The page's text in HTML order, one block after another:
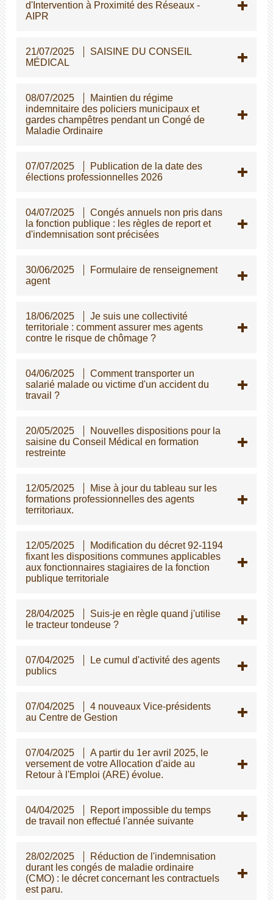
d'Intervention à Proximité des Réseaux -
AIPR
21/07/2025
SAISINE DU CONSEIL
MÉDICAL
08/07/2025
Maintien du régime
indemnitaire des policiers municipaux et
gardes champêtres pendant un Congé de
Maladie Ordinaire
07/07/2025
Publication de la date des
élections professionnelles 2026
04/07/2025
Congés annuels non pris dans
la fonction publique : les règles de report et
d'indemnisation sont précisées
30/06/2025
Formulaire de renseignement
agent
18/06/2025
Je suis une collectivité
territoriale : comment assurer mes agents
contre le risque de chômage ?
04/06/2025
Comment transporter un
salarié malade ou victime d'un accident du
travail ?
20/05/2025
Nouvelles dispositions pour la
saisine du Conseil Médical en formation
restreinte
12/05/2025
Mise à jour du tableau sur les
formations professionnelles des agents
territoriaux.
12/05/2025
Modification du décret 92-1194
fixant les dispositions communes applicables
aux fonctionnaires stagiaires de la fonction
publique territoriale
28/04/2025
Suis-je en règle quand j'utilise
le tracteur tondeuse ?
07/04/2025
Le cumul d'activité des agents
publics
07/04/2025
4 nouveaux Vice-présidents
au Centre de Gestion
07/04/2025
A partir du 1er avril 2025, le
versement de votre Allocation d'aide au
Retour à l'Emploi (ARE) évolue.
04/04/2025
Report impossible du temps
de travail non effectué l'année suivante
28/02/2025
Réduction de l'indemnisation
durant les congés de maladie ordinaire
(CMO) : le décret concernant les contractuels
est paru.